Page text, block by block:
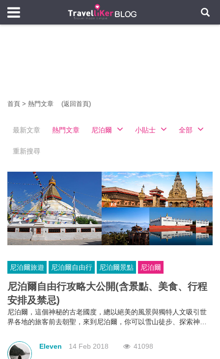
首頁 > 熱門文章 (返回首頁)
最新文章 熱門文章 尼泊爾 小貼士 全部
重新搜尋
尼泊爾旅遊 尼泊爾自由行 尼泊爾景點 尼泊爾
尼泊爾自由行攻略大公開(含景點、美食、行程
安排及禁忌)​
尼泊爾，這個神秘的古老國度，總以絕美的風景與獨特人文吸引世
界各地的旅客前去朝聖，來到尼泊爾，你可以雪山徒步、探索神秘
略告訴你！
Eleven 14 Feb 2018 41098